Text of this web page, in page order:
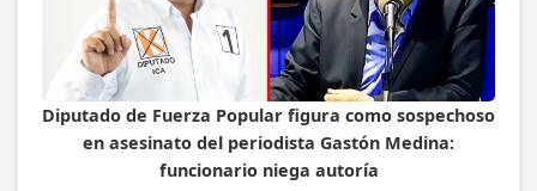
Diputado de Fuerza Popular figura como sospechoso
en asesinato del periodista Gastón Medina:
funcionario niega autoría